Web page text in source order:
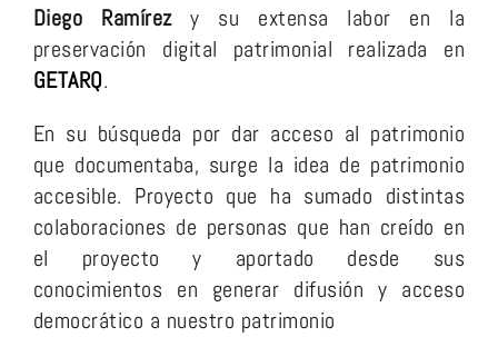
Diego Ramírez
y su extensa labor en la
preservación digital patrimonial realizada en
GETARQ.
En su búsqueda por dar acceso al patrimonio
que documentaba, surge la idea de patrimonio
accesible. Proyecto que ha sumado distintas
colaboraciones de personas que han creído en
el proyecto y aportado desde sus
conocimientos en generar difusión y acceso
democrático a nuestro patrimonio